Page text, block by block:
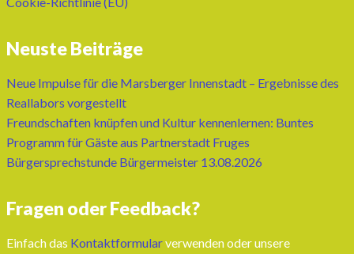
Neuste Beiträge
Neue Impulse für die Marsberger Innenstadt – Ergebnisse des
Reallabors vorgestellt
Freundschaften knüpfen und Kultur kennenlernen: Buntes
Programm für Gäste aus Partnerstadt Fruges
Bürgersprechstunde Bürgermeister 13.08.2026
Fragen oder Feedback?
Einfach das Kontaktformularverwenden oder unsere